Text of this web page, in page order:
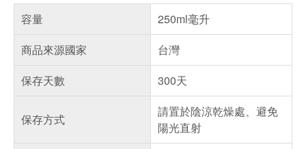
容量
250ml毫升
商品來源國家
台灣
保存天數
300天
保存方式
請置於陰涼乾燥處、避免
陽光直射